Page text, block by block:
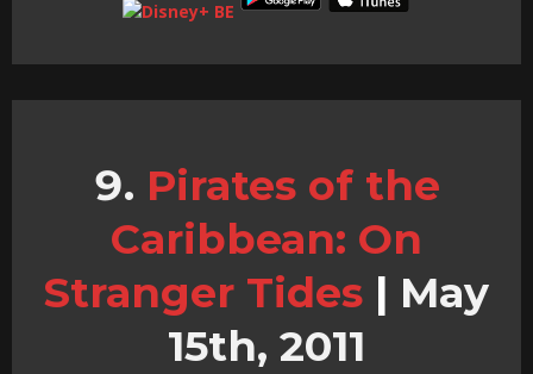
Pirates of the
Caribbean: On
Stranger Tides | May
15th, 2011